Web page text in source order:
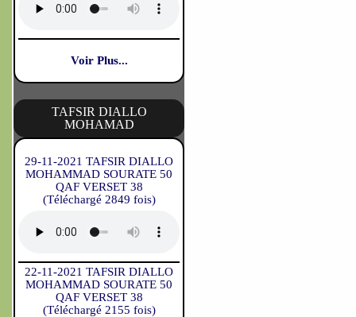
Voir Plus...
TAFSIR DIALLO
MOHAMAD
29-11-2021 TAFSIR DIALLO
MOHAMMAD SOURATE 50
QAF VERSET 38
(Téléchargé 2849 fois)
22-11-2021 TAFSIR DIALLO
MOHAMMAD SOURATE 50
QAF VERSET 38
(Téléchargé 2155 fois)